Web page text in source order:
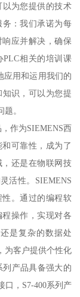
为您提供的技术
：我们承诺为每
应并解决，确保
相关的培训课
应用和运用我们的
识，可以为您提
。
作为SIEMENS西
可靠性，成为了
还是在物联网技
活性。SIEMENS
性。通过的编程软
操作，实现对各
是复杂的数据处
为客户提供个性化
列产品具备强大的
口，S7-400系列产